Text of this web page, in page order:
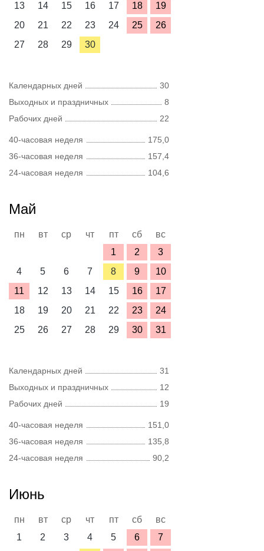
13
14 15 16 17 18
19
20
21 22 23 24 25
26
27
28 29 30
Календарных дней
30
Выходных и праздничных
8
Рабочих дней
22
40-часовая неделя
175,0
36-часовая неделя
157,4
24-часовая неделя
104,6
Май
пн вт ср чт пт сб
вс
1
2
3
4
5 6 7 8 9
10
11
12 13 14 15 16
17
18
19 20 21 22 23
24
25
26 27 28 29 30 31
Календарных дней
31
Выходных и праздничных
12
Рабочих дней
19
40-часовая неделя
151,0
36-часовая неделя
135,8
24-часовая неделя
90,2
Июнь
пн вт ср чт пт сб
вс
1
2 3 4 5 6
7